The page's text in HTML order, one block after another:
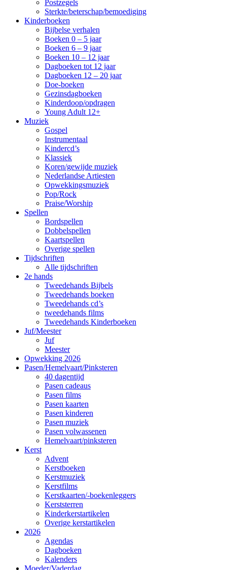
Postzegels
Sterkte/beterschap/bemoediging
Kinderboeken
Bijbelse verhalen
Boeken 0 – 5 jaar
Boeken 6 – 9 jaar
Boeken 10 – 12 jaar
Dagboeken tot 12 jaar
Dagboeken 12 – 20 jaar
Doe-boeken
Gezinsdagboeken
Kinderdoop/opdragen
Young Adult 12+
Muziek
Gospel
Instrumentaal
Kindercd’s
Klassiek
Koren/gewijde muziek
Nederlandse Artiesten
Opwekkingsmuziek
Pop/Rock
Praise/Worship
Spellen
Bordspellen
Dobbelspellen
Kaartspellen
Overige spellen
Tijdschriften
Alle tijdschriften
2e hands
Tweedehands Bijbels
Tweedehands boeken
Tweedehands cd’s
tweedehands films
Tweedehands Kinderboeken
Juf/Meester
Juf
Meester
Opwekking 2026
Pasen/Hemelvaart/Pinksteren
40 dagentijd
Pasen cadeaus
Pasen films
Pasen kaarten
Pasen kinderen
Pasen muziek
Pasen volwassenen
Hemelvaart/pinksteren
Kerst
Advent
Kerstboeken
Kerstmuziek
Kerstfilms
Kerstkaarten/-boekenleggers
Kerststerren
Kinderkerstartikelen
Overige kerstartikelen
2026
Agendas
Dagboeken
Kalenders
Moeder/Vaderdag